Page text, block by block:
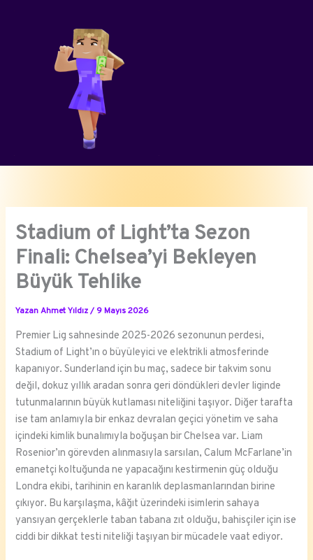
Stadium of Light’ta Sezon
Finali: Chelsea’yi Bekleyen
Büyük Tehlike
Yazan Ahmet Yıldız/ 9 Mayıs 2026
Premier Lig sahnesinde 2025-2026 sezonunun perdesi,
Stadium of Light’ın o büyüleyici ve elektrikli atmosferinde
kapanıyor. Sunderland için bu maç, sadece bir takvim sonu
değil, dokuz yıllık aradan sonra geri döndükleri devler liginde
tutunmalarının büyük kutlaması niteliğini taşıyor. Diğer tarafta
ise tam anlamıyla bir enkaz devralan geçici yönetim ve saha
içindeki kimlik bunalımıyla boğuşan bir Chelsea var. Liam
Rosenior’ın görevden alınmasıyla sarsılan, Calum McFarlane’in
emanetçi koltuğunda ne yapacağını kestirmenin güç olduğu
Londra ekibi, tarihinin en karanlık deplasmanlarından birine
çıkıyor. Bu karşılaşma, kâğıt üzerindeki isimlerin sahaya
yansıyan gerçeklerle taban tabana zıt olduğu, bahisçiler için ise
ciddi bir dikkat testi niteliği taşıyan bir mücadele vaat ediyor.